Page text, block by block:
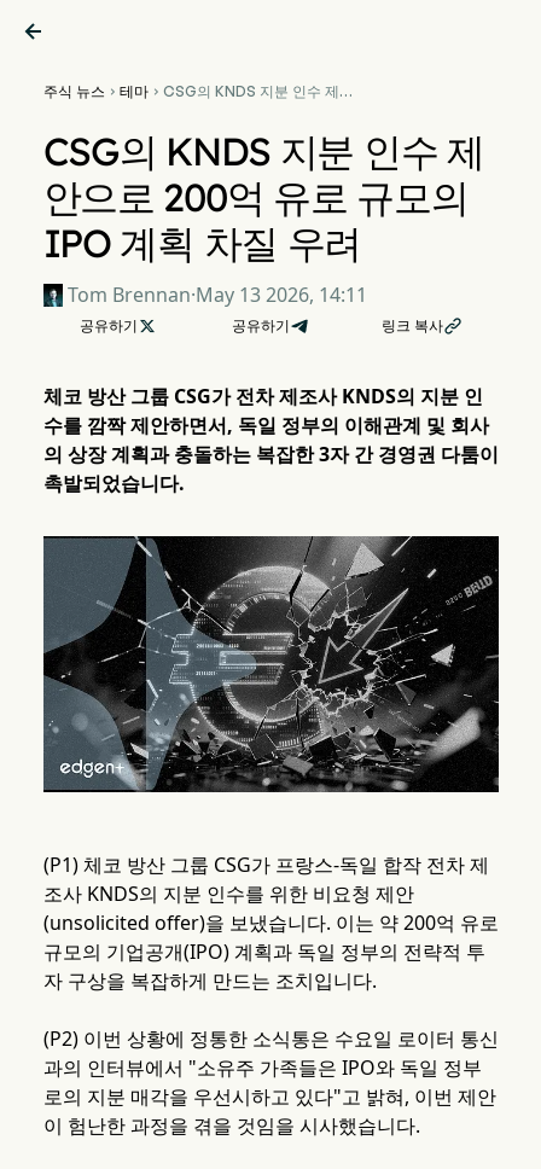

주식 뉴스  테마 CSG의 KNDS 지분 인수 제안
CSG의 KNDS 지분 인수 제
안으로 200억 유로 규모의
IPO 계획 차질 우려
Tom Brennan·May 13 2026, 14:11
공유하기  공유하기 링크 복사
체코 방산 그룹 CSG가 전차 제조사 KNDS의 지분 인
수를 깜짝 제안하면서, 독일 정부의 이해관계 및 회사
의 상장 계획과 충돌하는 복잡한 3자 간 경영권 다툼이
촉발되었습니다.
(P1) 체코 방산 그룹 CSG가 프랑스-독일 합작 전차 제
조사 KNDS의 지분 인수를 위한 비요청 제안
(unsolicited offer)을 보냈습니다. 이는 약 200억 유로
규모의 기업공개(IPO) 계획과 독일 정부의 전략적 투
자 구상을 복잡하게 만드는 조치입니다.
(P2) 이번 상황에 정통한 소식통은 수요일 로이터 통신
과의 인터뷰에서 "소유주 가족들은 IPO와 독일 정부
로의 지분 매각을 우선시하고 있다"고 밝혀, 이번 제안
이 험난한 과정을 겪을 것임을 시사했습니다.